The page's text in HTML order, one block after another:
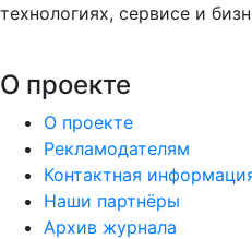
технологиях, сервисе и
О проекте
О проекте
Рекламодателям
Контактная
Наши партнёры
Архив журнала